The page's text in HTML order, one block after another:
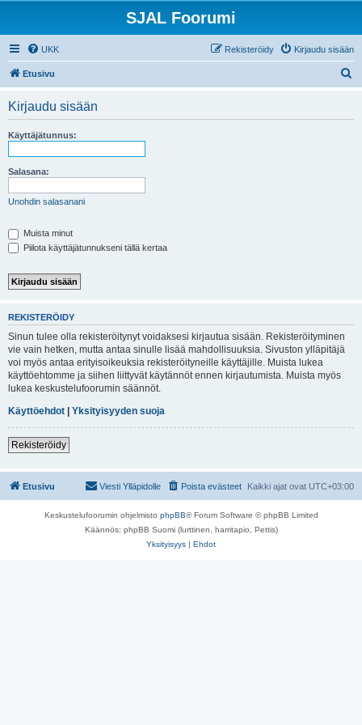
SJAL Foorumi
UKK Kirjaudu sisään
Rekisteröidy
Etusivu
Kirjaudu sisään
Käyttäjätunnus:
Salasana:
Unohdin salasanani
Muista minut
Piilota käyttäjätunnukseni tällä kertaa
REKISTERÖIDY
Sinun tulee olla rekisteröitynyt voidaksesi kirjautua sisään. Rekisteröityminen
vie vain hetken, mutta antaa sinulle lisää mahdollisuuksia. Sivuston ylläpitäjä
voi myös antaa erityisoikeuksia rekisteröityneille käyttäjille. Muista lukea
käyttöehtomme ja siihen liittyvät käytännöt ennen kirjautumista. Muista myös
lukea keskustelufoorumin säännöt.
Käyttöehdot | Yksityisyyden suoja
Rekisteröidy
Etusivu Kaikki ajat ovat UTC+03:00
Poista evästeet
Viesti Ylläpidolle
Keskustelufoorumin ohjelmisto phpBB® Forum Software © phpBB Limited
Käännös: phpBB Suomi (lurttinen, harritapio, Pettis)
Yksityisyys | Ehdot